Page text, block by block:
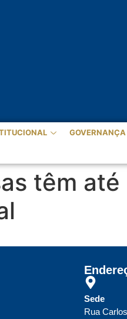
GOVERNANÇA
têm
Sede
Rua